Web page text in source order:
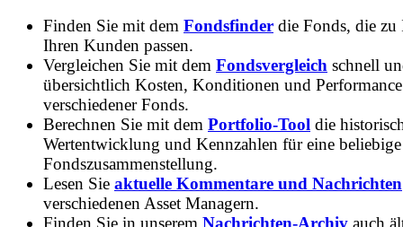
Finden Sie mit dem Fondsfinder die Fonds, die zu
Ihren Kunden passen.
Vergleichen Sie mit dem Fondsvergleich schnell
übersichtlich Kosten, Konditionen und Performance
verschiedener Fonds.
Berechnen Sie mit dem Portfolio-Tool die
Wertentwicklung und Kennzahlen für eine beliebige
Fondszusammenstellung.
Lesen Sie aktuelle Kommentare und Nachrichten
verschiedenen Asset Managern.
Finden Sie in unserem Nachrichten-Archiv auch